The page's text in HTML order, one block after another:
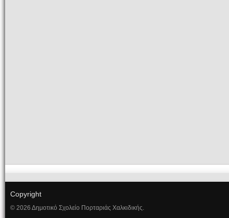
Copyright
© 2026 Δημοτικό Σχολείο Πορταριάς Χαλκιδικής.